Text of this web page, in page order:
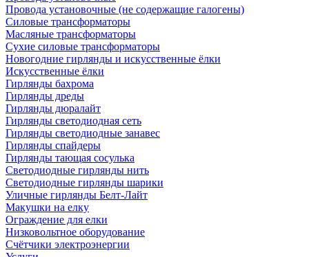
Провода установочные (не содержащие галогены)
Силовые трансформаторы
Масляные трансформаторы
Сухие силовые трансформаторы
Новогодние гирлянды и искусственные ёлки
Искусственные ёлки
Гирлянды бахрома
Гирлянды дреды
Гирлянды дюралайт
Гирлянды светодиодная сеть
Гирлянды светодиодные занавес
Гирлянды спайдеры
Гирлянды тающая сосулька
Светодиодные гирлянды нить
Светодиодные гирлянды шарики
Уличные гирлянды Белт-Лайт
Макушки на елку
Ограждение для елки
Низковольтное оборудование
Счётчики электроэнергии